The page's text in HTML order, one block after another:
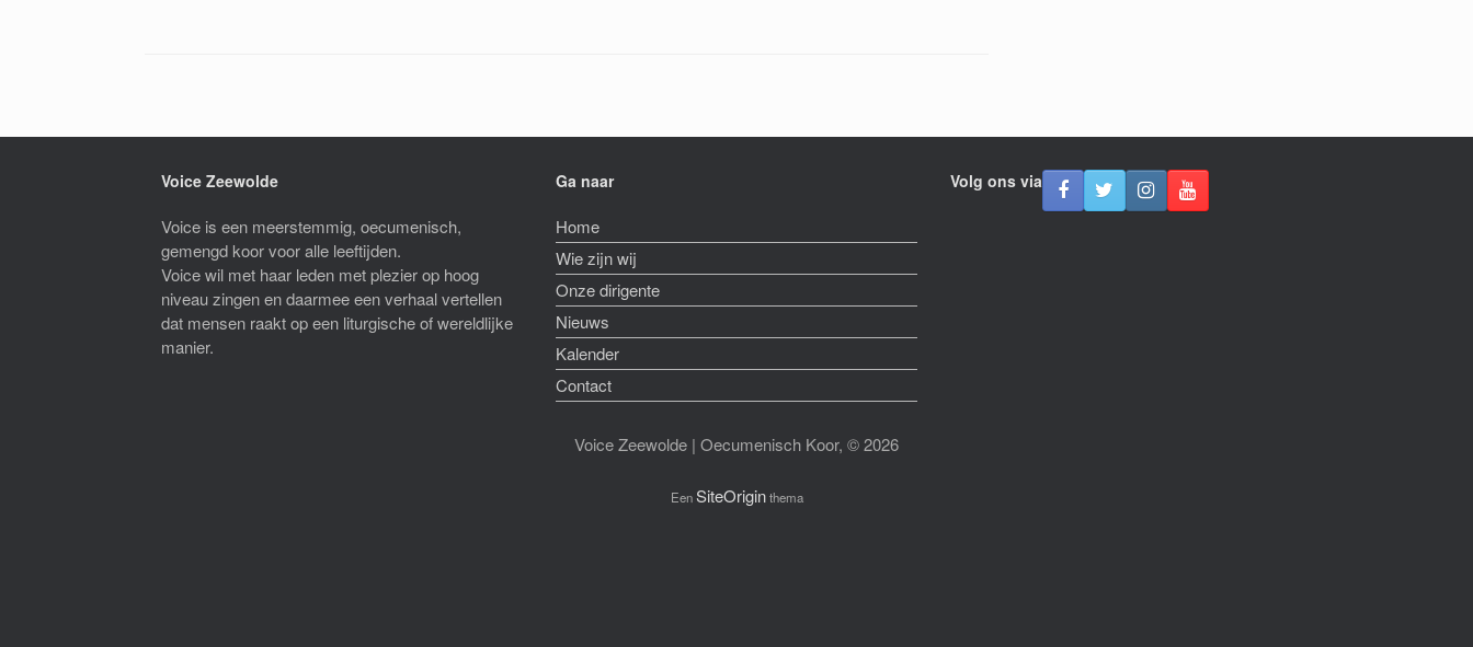
Voice Zeewolde
Voice is een meerstemmig, oecumenisch,
gemengd koor voor alle leeftijden.
Voice wil met haar leden met plezier op hoog
niveau zingen en daarmee een verhaal vertellen
dat mensen raakt op een liturgische of wereldlijke
manier.
Ga naar
Home
Wie zijn wij
Onze dirigente
Nieuws
Kalender
Contact
Volg ons via
Voice Zeewolde | Oecumenisch Koor, © 2026
EenSiteOriginthema